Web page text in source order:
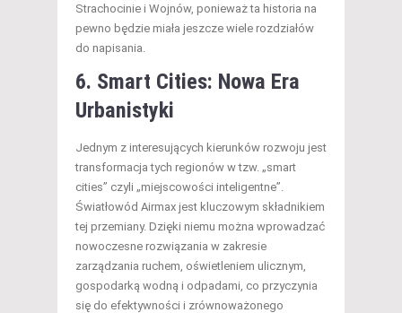
Strachocinie i Wojnów, ponieważ ta historia na
pewno będzie miała jeszcze wiele rozdziałów
do napisania.
6. Smart Cities: Nowa Era
Urbanistyki
Jednym z interesujących kierunków rozwoju jest
transformacja tych regionów w tzw. „smart
cities” czyli „miejscowości inteligentne”.
Światłowód Airmax jest kluczowym składnikiem
tej przemiany. Dzięki niemu można wprowadzać
nowoczesne rozwiązania w zakresie
zarządzania ruchem, oświetleniem ulicznym,
gospodarką wodną i odpadami, co przyczynia
się do efektywności i zrównoważonego